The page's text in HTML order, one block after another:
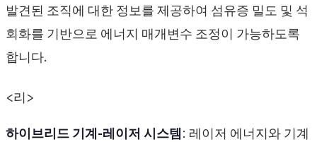
발견된 조직에 대한 정보를 제공하여 섬유증 밀도 및 석
회화를 기반으로 에너지 매개변수 조정이 가능하도록
합니다.
<리>
하이브리드 기계-레이저 시스템: 레이저 에너지와 기계